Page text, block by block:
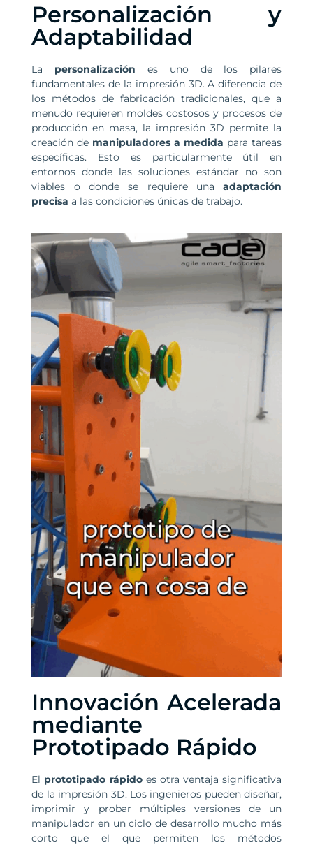
Personalización y
Adaptabilidad
La personalización es uno de los pilares
fundamentales de la impresión 3D. A diferencia de
los métodos de fabricación tradicionales, que a
menudo requieren moldes costosos y procesos de
producción en masa, la impresión 3D permite la
creación de manipuladores a medida para tareas
específicas. Esto es particularmente útil en
entornos donde las soluciones estándar no son
viables o donde se requiere unaadaptación
precisa a las condiciones únicas de trabajo.
Innovación Acelerada
mediante
Prototipado Rápido
El prototipado rápidoes otra ventaja significativa
de la impresión 3D. Los ingenieros pueden diseñar,
imprimir y probar múltiples versiones de un
manipulador en un ciclo de desarrollo mucho más
corto que el que permiten los métodos